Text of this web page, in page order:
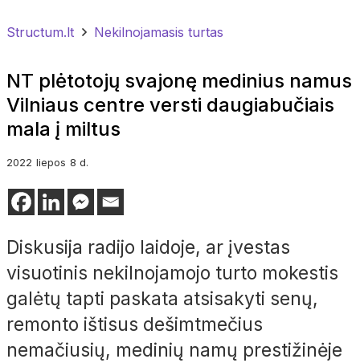
Structum.lt Nekilnojamasis turtas
NT plėtotojų svajonę medinius namus
Vilniaus centre versti daugiabučiais
mala į miltus
2022 liepos 8 d.
Diskusija radijo laidoje, ar įvestas
visuotinis nekilnojamojo turto mokestis
galėtų tapti paskata atsisakyti senų,
remonto ištisus dešimtmečius
nemačiusių, medinių namų prestižinėje